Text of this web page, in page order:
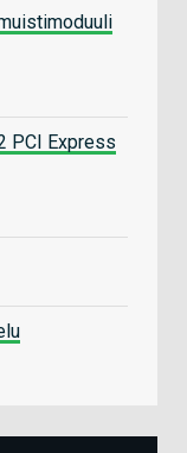
PCI Express